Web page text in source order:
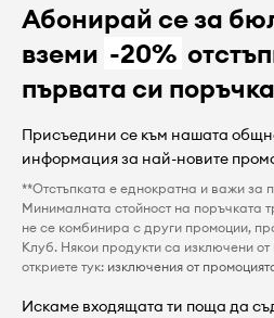
Абонирай се за
вземи -20%
първата си
Присъедини се към нашата
информация за най-новите
**Отстъпката е еднократна и важи за
Минималната стойност на поръчката
не се комбинира с други промоции,
Клуб. Някои продукти са изключени
откриете тук: изключения от
Искаме входящата ти поща да